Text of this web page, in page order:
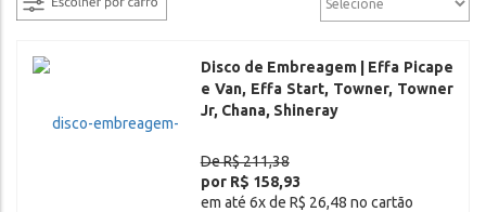
Disco de Embreagem | Effa Picape
e Van, Effa Start, Towner, Towner
Jr, Chana, Shineray
De R$ 211,38
por R$ 158,93
em até 6x de R$ 26,48 no cartão